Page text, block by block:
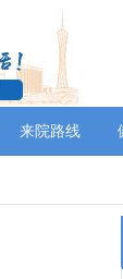
来院路线